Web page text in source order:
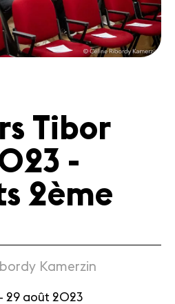
Tibor
-
2ème
Kamerzin
29 août 2023